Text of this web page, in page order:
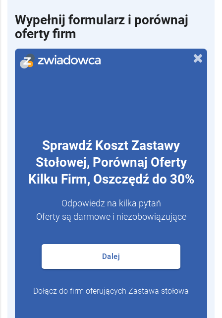
Wypełnij formularz i porównaj
Sprawdź Koszt Zastawy
Stołowej, Porównaj Oferty
Odpowiedz na kilka pytań
Oferty są darmowe i niezobowiązujące